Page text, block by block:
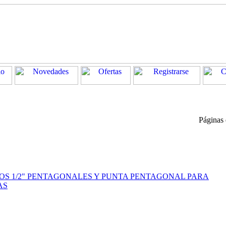
1/2" PENTAGONALES Y PUNTA PENTAGONAL PARA